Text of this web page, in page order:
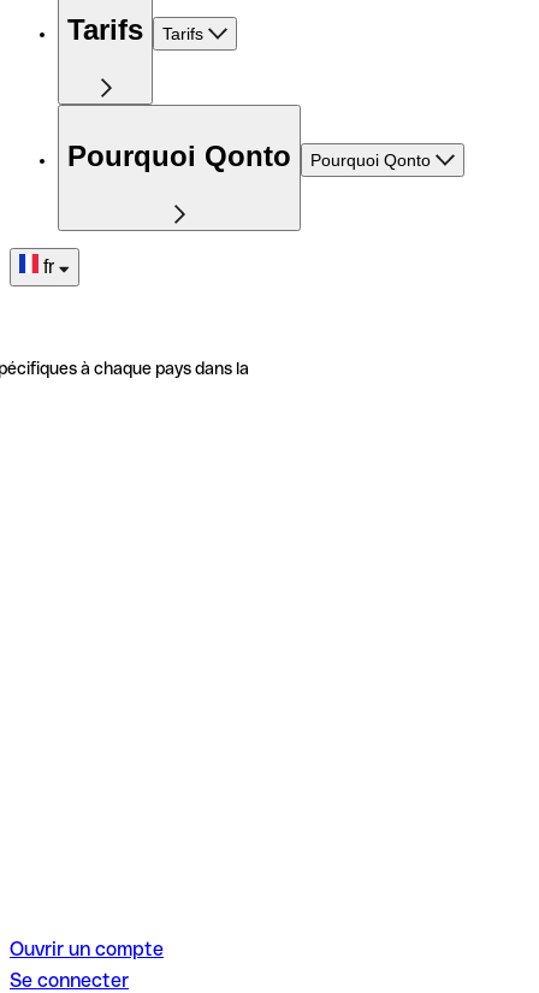
Tarifs Tarifs
Pourquoi Qonto Pourquoi Qonto
fr
à chaque pays dans la
Ouvrir un compte
Se connecter